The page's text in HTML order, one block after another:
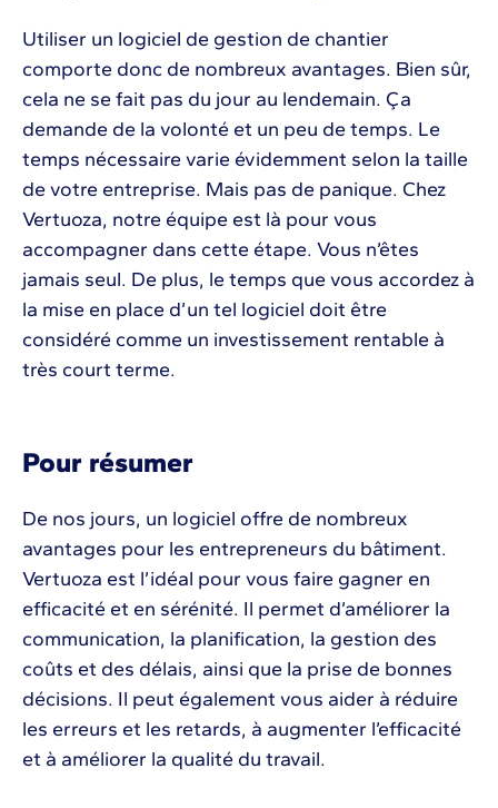
Utiliser un logiciel de gestion de chantier
comporte donc de nombreux avantages. Bien sûr,
cela ne se fait pas du jour au lendemain. Ça
demande de la volonté et un peu de temps. Le
temps nécessaire varie évidemment selon la taille
de votre entreprise. Mais pas de panique. Chez
Vertuoza, notre équipe est là pour vous
accompagner dans cette étape. Vous n’êtes
jamais seul. De plus, le temps que vous accordez à
la mise en place d’un tel logiciel doit être
considéré comme un investissement rentable à
très court terme.
Pour résumer
De nos jours, un logiciel offre de nombreux
avantages pour les entrepreneurs du bâtiment.
Vertuoza est l’idéal pour vous faire gagner en
efficacité et en sérénité. Il permet d’améliorer la
communication, la planification, la gestion des
coûts et des délais, ainsi que la prise de bonnes
décisions. Il peut également vous aider à réduire
les erreurs et les retards, à augmenter l’efficacité
et à améliorer la qualité du travail.